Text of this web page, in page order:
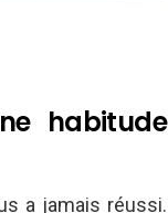
habitude
a jamais réussi.